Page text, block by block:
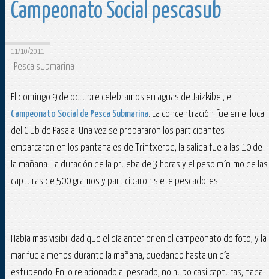
Campeonato Social pescasub
11/10/2011
Pesca submarina
El domingo 9 de octubre celebramos en aguas de Jaizkibel, el
Campeonato Social de Pesca Submarina. La concentración fue en el local
del Club de Pasaia. Una vez se prepararon los participantes
embarcaron en los pantanales de Trintxerpe, la salida fue a las 10 de
la mañana. La duración de la prueba de 3 horas y el peso mínimo de las
capturas de 500 gramos y participaron siete pescadores.
Había mas visibilidad que el día anterior en el campeonato de foto, y la
mar fue a menos durante la mañana, quedando hasta un día
estupendo. En lo relacionado al pescado, no hubo casi capturas, nada